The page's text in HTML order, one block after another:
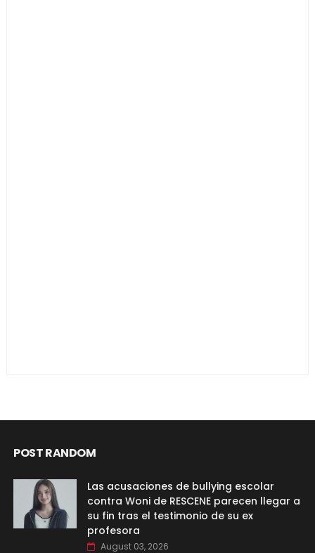
POST RANDOM
Las acusaciones de bullying escolar
contra Woni de RESCENE parecen llegar a
su fin tras el testimonio de su ex
profesora
August 03, 2026